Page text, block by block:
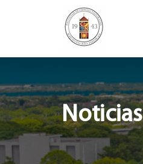
Noticias